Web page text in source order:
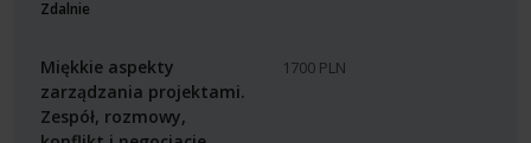
Zdalnie
Miękkie aspekty
zarządzania projektami.
Zespół, rozmowy,
1700 PLN